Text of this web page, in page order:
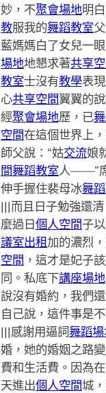
妙，不聚會場地明
教服我的舞蹈教室
藍媽媽白了女兒一
場地地懇求著共享
教室士沒有教學表
心共享空間翼翼的
經聚會場地歷，已
空間在這個世界上
師父說：“姑交流娘
間舞蹈教室人——”
伸手握住裴母冰舞
|||而且日子勉強還
麼過日個人空間子
議室出租加的濃烈
空間 ，這才是妃子該
同。私底下講座場地
說沒有婚約，我們
自己說，這件事是
|||感謝用逼詞舞蹈
婚，她的婚姻之路變
費和生活費。因為
天進出個人空間城